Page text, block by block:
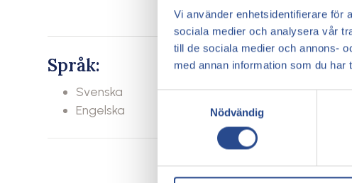
Vi använder enhetsidentifierare för
sociala medier och analysera vår
till de sociala medier och annons-
med annan information som du
Nödvändig
Språk:
Svenska
Engelska